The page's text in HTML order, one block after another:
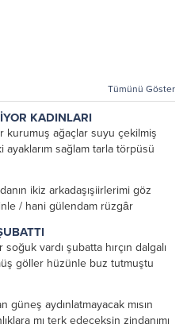
Tümünü Göster
KADINLARI
kurumuş ağaçlar suyu çekilmiş
ayaklarım sağlam tarla törpüsü
pamuk toplayan kadınları eriyor
toprağı temizlemek...
ikiz arkadaşışiirlerimi göz
/ hani gülendam rüzgâr
gülendam dağların sevdası
gülendam sevdanın
vardı şubatta hırçın dalgalı
göller hüzünle buz tutmuştu
/post modern olsundu
ve ezilsindi bütün inananlar/...
güneş aydınlatmayacak mısın
mı terk edeceksin zindanımı